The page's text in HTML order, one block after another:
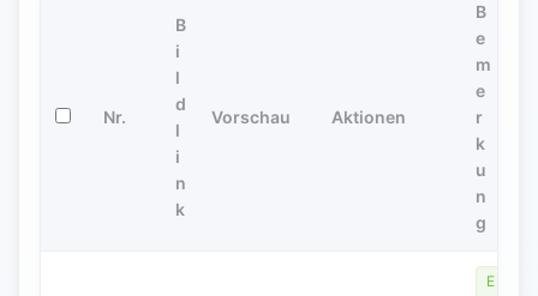
Nr.
B
i
l
d
l
i
n
k
Vorschau Aktionen
B
e
m
e
r
k
u
n
g
E